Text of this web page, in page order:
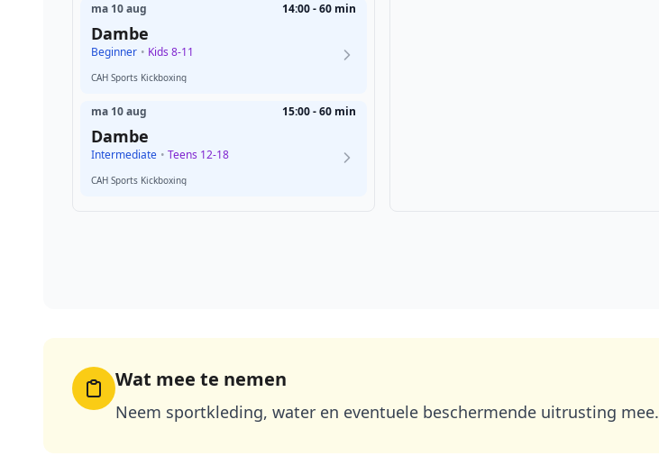
ma 10 aug 14:00 - 60 min
Dambe
Beginner • Kids 8-11
CAH Sports Kickboxing
ma 10 aug 15:00 - 60 min
Dambe
Intermediate • Teens 12-18
CAH Sports Kickboxing
Wat mee te nemen
Neem sportkleding, water en eventuele beschermende uitrusting mee.